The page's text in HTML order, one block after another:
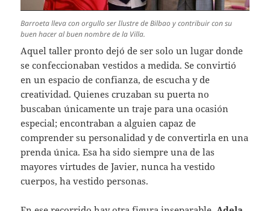
Barroeta lleva con orgullo ser Ilustre de Bilbao y contribuir con su
buen hacer al buen nombre de la Villa.
Aquel taller pronto dejó de ser solo un lugar donde
se confeccionaban vestidos a medida. Se convirtió
en un espacio de confianza, de escucha y de
creatividad. Quienes cruzaban su puerta no
buscaban únicamente un traje para una ocasión
especial; encontraban a alguien capaz de
comprender su personalidad y de convertirla en una
prenda única. Esa ha sido siempre una de las
mayores virtudes de Javier, nunca ha vestido
cuerpos, ha vestido personas.